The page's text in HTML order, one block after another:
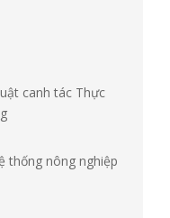
canh tác Thực
thống nông nghiệp